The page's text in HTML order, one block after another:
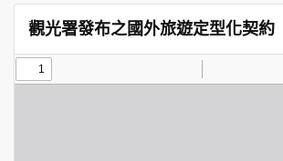
觀光署發布之國外旅遊定型化契約